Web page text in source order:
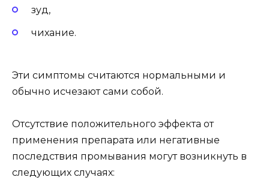
зуд,
чихание.
Эти симптомы считаются нормальными и
обычно исчезают сами собой.
Отсутствие положительного эффекта от
применения препарата или негативные
последствия промывания могут возникнуть в
следующих случаях: